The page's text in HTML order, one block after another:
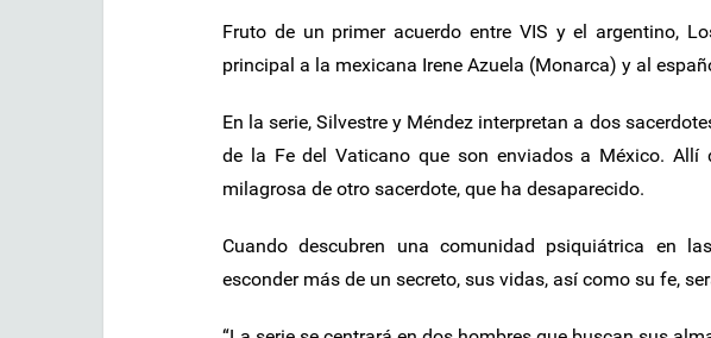
Fruto de un primer acuerdo entre VIS y el argentino,
principal a la mexicana Irene Azuela (Monarca) y al
En la serie, Silvestre y Méndez interpretan a dos
de la Fe del Vaticano que son enviados a México. Allí
milagrosa de otro sacerdote, que ha desaparecido.
Cuando descubren una comunidad psiquiátrica en
esconder más de un secreto, sus vidas, así como su fe,